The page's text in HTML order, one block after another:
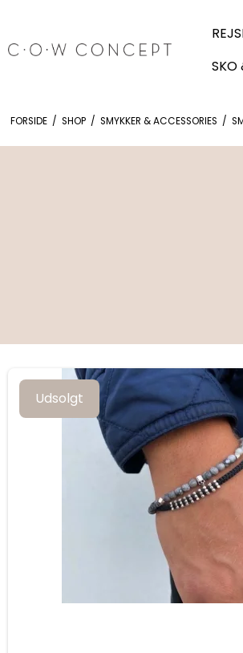
FORSIDE / SHOP / SMYKKER & ACCESSORIES /
Udsolgt